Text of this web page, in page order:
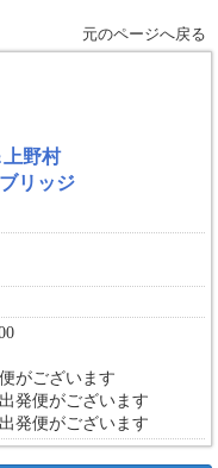
元のページへ戻る
野村
リッジ
がございます
発便がございます
発便がございます